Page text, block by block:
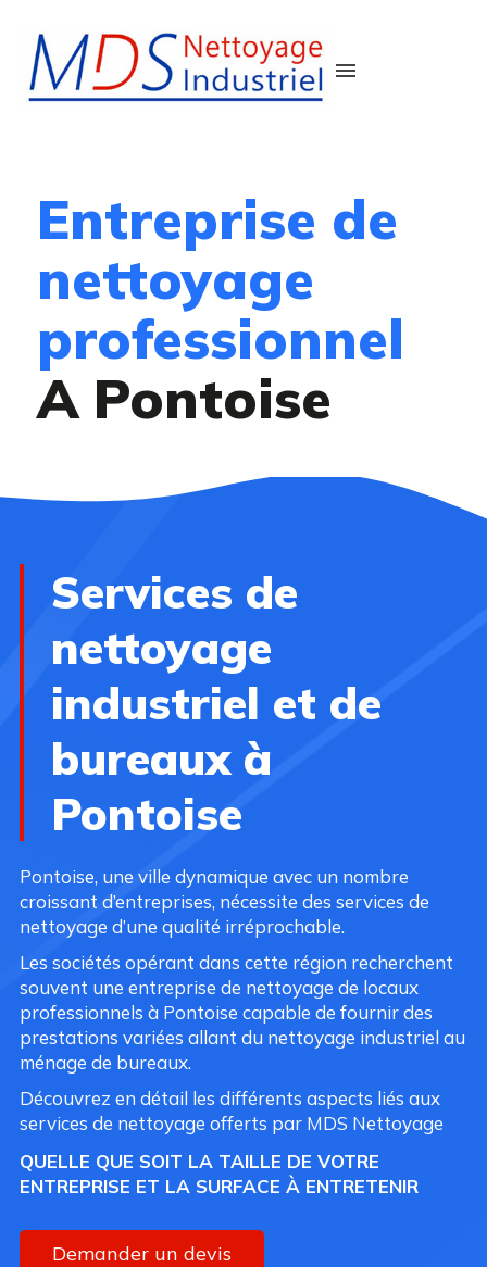
menu
Entreprise de
nettoyage
professionnel
A Pontoise
Services de
nettoyage
industriel et de
bureaux à
Pontoise
Pontoise, une ville dynamique avec un nombre
croissant d’entreprises, nécessite des services de
nettoyage d’une qualité irréprochable.
Les sociétés opérant dans cette région recherchent
souvent une entreprise de nettoyage de locaux
professionnels à Pontoise capable de fournir des
prestations variées allant du nettoyage industriel au
ménage de bureaux.
Découvrez en détail les différents aspects liés aux
services de nettoyage offerts par MDS Nettoyage
QUELLE QUE SOIT LA TAILLE DE VOTRE
ENTREPRISE ET LA SURFACE À ENTRETENIR
Demander un devis